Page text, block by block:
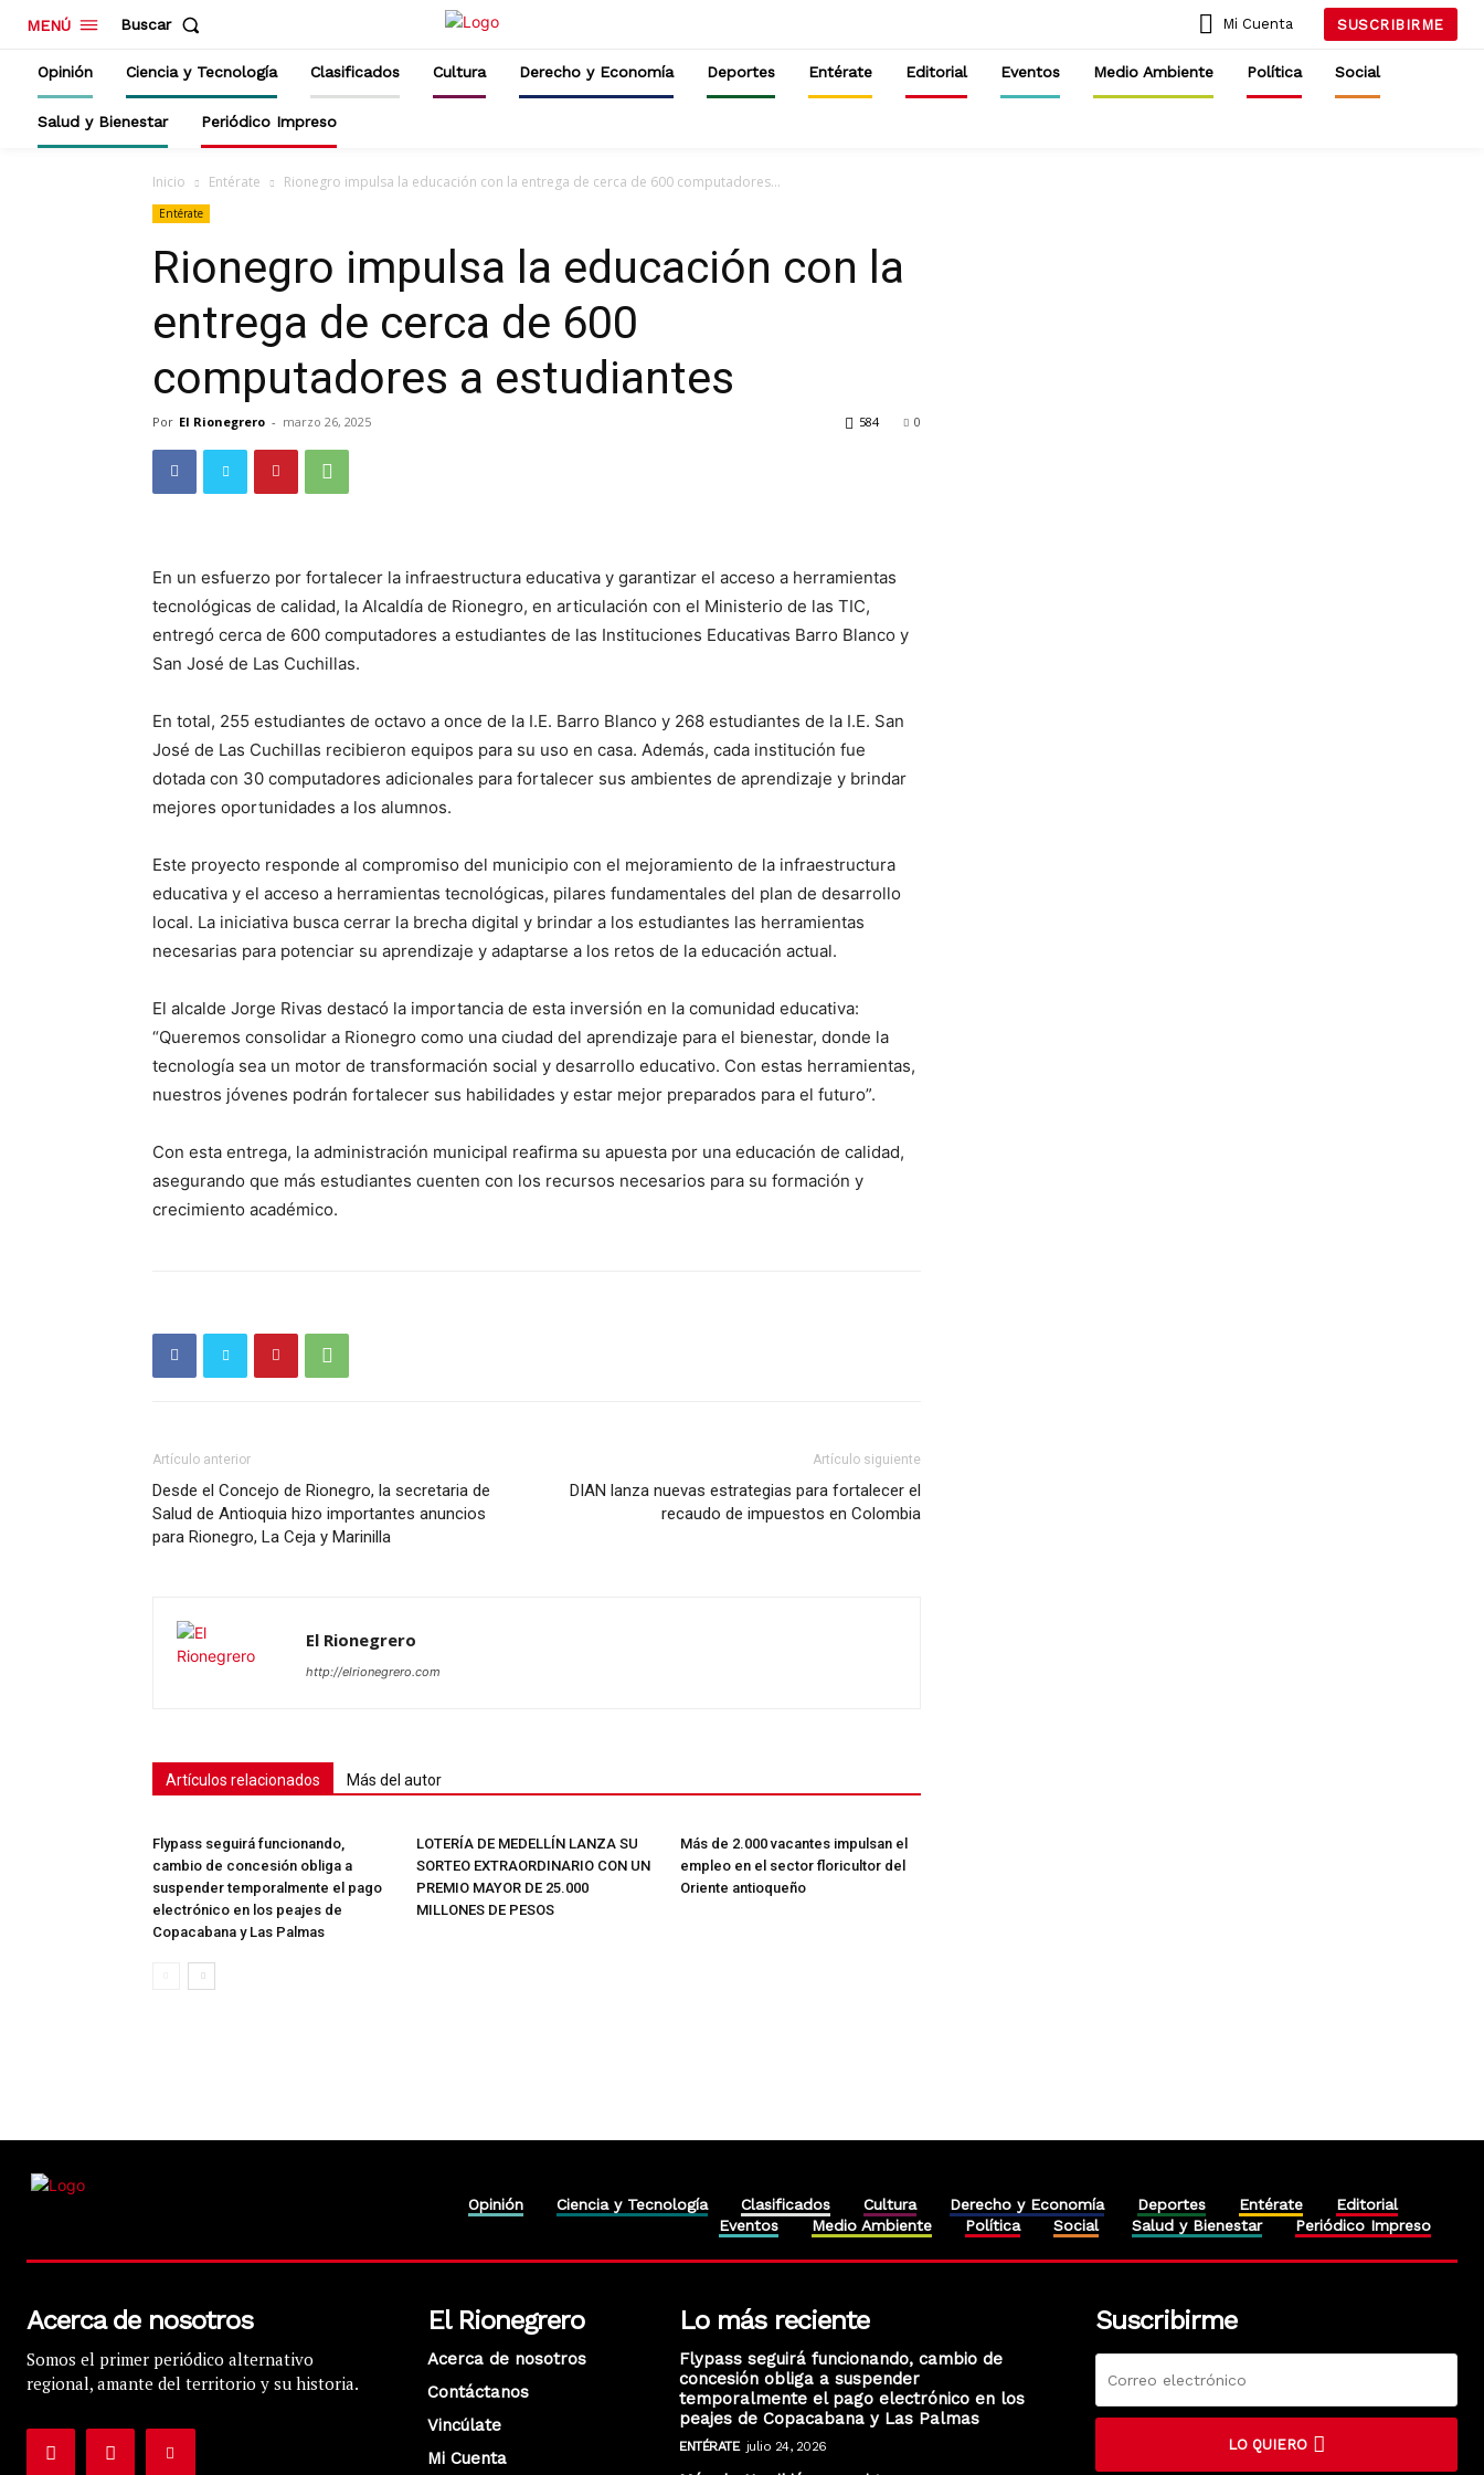
MENÚ Buscar Mi Cuenta SUSCRIBIRME
Opinión Ciencia y Tecnología Clasificados Cultura Derecho y Economía Deportes Entérate Editorial Eventos Medio Ambiente Política Social
Salud y Bienestar Periódico Impreso
Inicio Entérate Rionegro impulsa la educación con la entrega de cerca de 600 computadores...
Entérate
Rionegro impulsa la educación con la
entrega de cerca de 600
computadores a estudiantes
Por El Rionegrero - marzo 26, 2025 0
584
En un esfuerzo por fortalecer la infraestructura educativa y garantizar el acceso a herramientas
tecnológicas de calidad, la Alcaldía de Rionegro, en articulación con el Ministerio de las TIC,
entregó cerca de 600 computadores a estudiantes de las Instituciones Educativas Barro Blanco y
San José de Las Cuchillas.
En total, 255 estudiantes de octavo a once de la I.E. Barro Blanco y 268 estudiantes de la I.E. San
José de Las Cuchillas recibieron equipos para su uso en casa. Además, cada institución fue
dotada con 30 computadores adicionales para fortalecer sus ambientes de aprendizaje y brindar
mejores oportunidades a los alumnos.
Este proyecto responde al compromiso del municipio con el mejoramiento de la infraestructura
educativa y el acceso a herramientas tecnológicas, pilares fundamentales del plan de desarrollo
local. La iniciativa busca cerrar la brecha digital y brindar a los estudiantes las herramientas
necesarias para potenciar su aprendizaje y adaptarse a los retos de la educación actual.
El alcalde Jorge Rivas destacó la importancia de esta inversión en la comunidad educativa:
“Queremos consolidar a Rionegro como una ciudad del aprendizaje para el bienestar, donde la
tecnología sea un motor de transformación social y desarrollo educativo. Con estas herramientas,
nuestros jóvenes podrán fortalecer sus habilidades y estar mejor preparados para el futuro”.
Con esta entrega, la administración municipal reafirma su apuesta por una educación de calidad,
asegurando que más estudiantes cuenten con los recursos necesarios para su formación y
crecimiento académico.
Artículo anterior
Desde el Concejo de Rionegro, la secretaria de
Salud de Antioquia hizo importantes anuncios
para Rionegro, La Ceja y Marinilla
Artículo siguiente
DIAN lanza nuevas estrategias para fortalecer el
recaudo de impuestos en Colombia
El Rionegrero
http://elrionegrero.com
Artículos relacionados Más del autor
Flypass seguirá funcionando,
cambio de concesión obliga a
suspender temporalmente el pago
electrónico en los peajes de
Copacabana y Las Palmas
LOTERÍA DE MEDELLÍN LANZA SU
SORTEO EXTRAORDINARIO CON UN
PREMIO MAYOR DE 25.000
MILLONES DE PESOS
Más de 2.000 vacantes impulsan el
empleo en el sector floricultor del
Oriente antioqueño
Opinión Ciencia y Tecnología Clasificados Cultura Derecho y Economía Deportes Entérate
Editorial
Eventos
Medio Ambiente Política Social Salud y Bienestar Periódico Impreso
Acerca de nosotros
Somos el primer periódico alternativo
regional, amante del territorio y su historia.
El Rionegrero
Acerca de nosotros
Contáctanos
Vincúlate
Mi Cuenta
Lo más reciente
Flypass seguirá funcionando, cambio de
concesión obliga a suspender
temporalmente el pago electrónico en los
peajes de Copacabana y Las Palmas
ENTÉRATE julio 24, 2026
Suscribirme
LO QUIERO